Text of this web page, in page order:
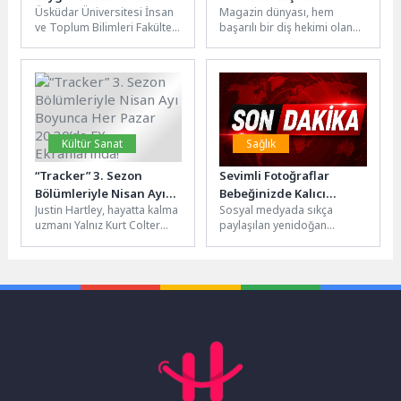
Deniz Ülke Kaynak’a
takdim edildi!
Üsküdar Üniversitesi İnsan
ve Toplum Bilimleri Fakültesi
Kaynak, politik psikoloji...
Erdem Sur’dan yaz
bombası: Cilvelim
Magazin dünyası, hem
başarılı bir diş hekimi olan
emin adımlarla ilerleyen...
Kültür Sanat
“Tracker” 3. Sezon
Bölümleriyle Nisan Ayı
Boyunca Her Pazar
20.30’da FX
Ekranlarında!
Justin Hartley, hayatta kalma
uzmanı Yalnız Kurt Colter
Sağlık
Sevimli Fotoğraflar
Bebeğinizde Kalıcı
Hasarlara Yol Açabilir
Sosyal medyada sıkça
paylaşılan yenidoğan